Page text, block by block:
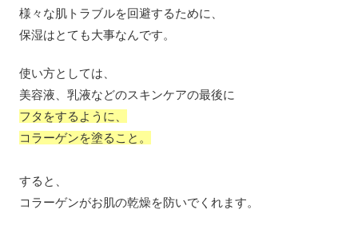
様々な肌トラブルを回避するために、
保湿はとても大事なんです。
使い方としては、
美容液、乳液などのスキンケアの最後に
フタをするように、
コラーゲンを塗ること。
すると、
コラーゲンがお肌の乾燥を防いでくれます。